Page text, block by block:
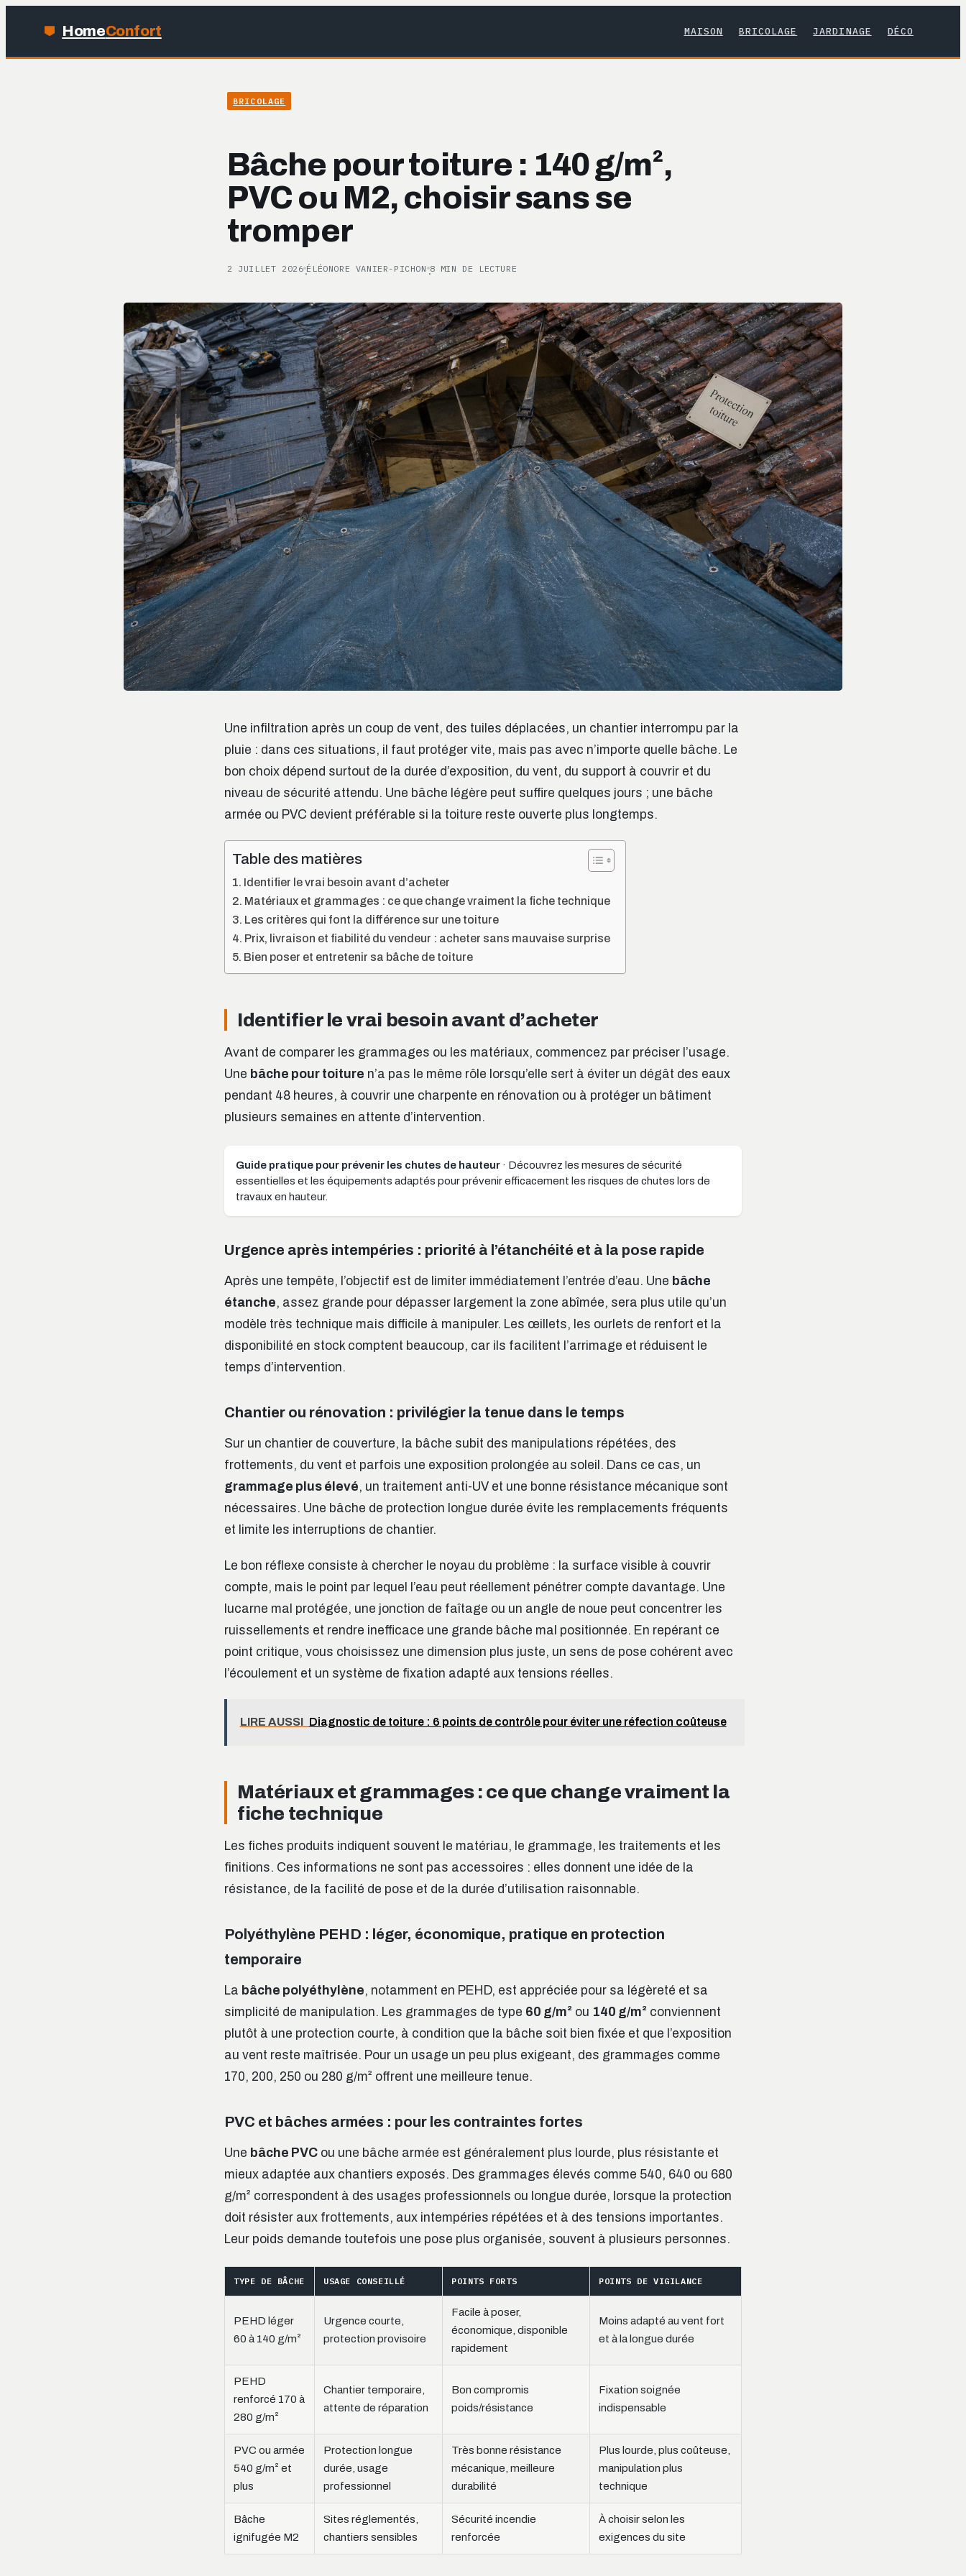
HomeConfort MAISON BRICOLAGE JARDINAGE DÉCO
BRICOLAGE
Bâche pour toiture : 140 g/m²,
PVC ou M2, choisir sans se
tromper
2 JUILLET 2026·ÉLÉONORE VANIER-PICHON ·8 MIN DE LECTURE
Une infiltration après un coup de vent, des tuiles déplacées, un chantier interrompu par la
pluie : dans ces situations, il faut protéger vite, mais pas avec n’importe quelle bâche. Le
bon choix dépend surtout de la durée d’exposition, du vent, du support à couvrir et du
niveau de sécurité attendu. Une bâche légère peut suffire quelques jours ; une bâche
armée ou PVC devient préférable si la toiture reste ouverte plus longtemps.
Table des matières
Identifier le vrai besoin avant d’acheter
Matériaux et grammages : ce que change vraiment la fiche technique
Les critères qui font la différence sur une toiture
Prix, livraison et fiabilité du vendeur : acheter sans mauvaise surprise
Bien poser et entretenir sa bâche de toiture
Identifier le vrai besoin avant d’acheter
Avant de comparer les grammages ou les matériaux, commencez par préciser l’usage.
Une bâche pour toiture n’a pas le même rôle lorsqu’elle sert à éviter un dégât des eaux
pendant 48 heures, à couvrir une charpente en rénovation ou à protéger un bâtiment
plusieurs semaines en attente d’intervention.
Guide pratique pour prévenir les chutes de hauteur · Découvrez les mesures de sécurité
essentielles et les équipements adaptés pour prévenir efficacement les risques de chutes lors de
travaux en hauteur.
Urgence après intempéries : priorité à l’étanchéité et à la pose rapide
Après une tempête, l’objectif est de limiter immédiatement l’entrée d’eau. Une bâche
étanche, assez grande pour dépasser largement la zone abîmée, sera plus utile qu’un
modèle très technique mais difficile à manipuler. Les œillets, les ourlets de renfort et la
disponibilité en stock comptent beaucoup, car ils facilitent l’arrimage et réduisent le
temps d’intervention.
Chantier ou rénovation : privilégier la tenue dans le temps
Sur un chantier de couverture, la bâche subit des manipulations répétées, des
frottements, du vent et parfois une exposition prolongée au soleil. Dans ce cas, un
grammage plus élevé, un traitement anti-UV et une bonne résistance mécanique sont
nécessaires. Une bâche de protection longue durée évite les remplacements fréquents
et limite les interruptions de chantier.
Le bon réflexe consiste à chercher le noyau du problème : la surface visible à couvrir
compte, mais le point par lequel l’eau peut réellement pénétrer compte davantage. Une
lucarne mal protégée, une jonction de faîtage ou un angle de noue peut concentrer les
ruissellements et rendre inefficace une grande bâche mal positionnée. En repérant ce
point critique, vous choisissez une dimension plus juste, un sens de pose cohérent avec
l’écoulement et un système de fixation adapté aux tensions réelles.
LIRE AUSSI Diagnostic de toiture : 6 points de contrôle pour éviter une réfection coûteuse
Matériaux et grammages : ce que change vraiment la
fiche technique
Les fiches produits indiquent souvent le matériau, le grammage, les traitements et les
finitions. Ces informations ne sont pas accessoires : elles donnent une idée de la
résistance, de la facilité de pose et de la durée d’utilisation raisonnable.
Polyéthylène PEHD : léger, économique, pratique en protection
temporaire
La bâche polyéthylène, notamment en PEHD, est appréciée pour sa légèreté et sa
simplicité de manipulation. Les grammages de type 60 g/m² ou 140 g/m² conviennent
plutôt à une protection courte, à condition que la bâche soit bien fixée et que l’exposition
au vent reste maîtrisée. Pour un usage un peu plus exigeant, des grammages comme
170, 200, 250 ou 280 g/m² offrent une meilleure tenue.
PVC et bâches armées : pour les contraintes fortes
Une bâche PVC ou une bâche armée est généralement plus lourde, plus résistante et
mieux adaptée aux chantiers exposés. Des grammages élevés comme 540, 640 ou 680
g/m² correspondent à des usages professionnels ou longue durée, lorsque la protection
doit résister aux frottements, aux intempéries répétées et à des tensions importantes.
Leur poids demande toutefois une pose plus organisée, souvent à plusieurs personnes.
TYPE DE BÂCHE USAGE CONSEILLÉ POINTS FORTS POINTS DE VIGILANCE
PEHD léger
60 à 140 g/m²
Urgence courte,
protection provisoire
Facile à poser,
économique, disponible
rapidement
Moins adapté au vent fort
et à la longue durée
PEHD
renforcé 170 à
280 g/m²
Chantier temporaire,
attente de réparation
Bon compromis
poids/résistance
Fixation soignée
indispensable
PVC ou armée
540 g/m² et
plus
Protection longue
durée, usage
professionnel
Très bonne résistance
mécanique, meilleure
durabilité
Plus lourde, plus coûteuse,
manipulation plus
technique
Bâche
ignifugée M2
Sites réglementés,
chantiers sensibles
Sécurité incendie
renforcée
À choisir selon les
exigences du site